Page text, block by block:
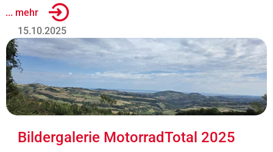
... mehr
15.10.2025
Bildergalerie MotorradTotal 2025